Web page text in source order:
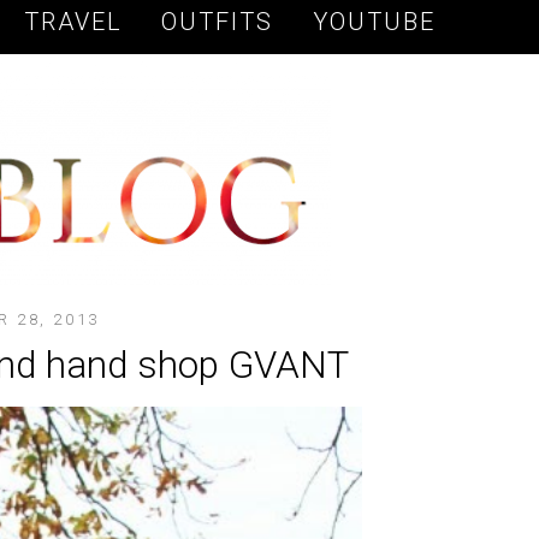
TRAVEL OUTFITS YOUTUBE
28, 2013
hand shop GVANT